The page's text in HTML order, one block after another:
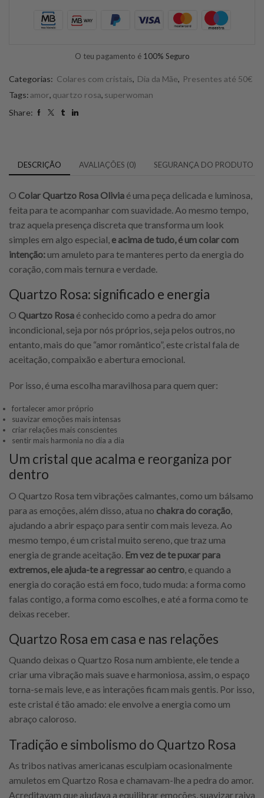
O teu pagamento é 100% Seguro
Categorias: Colares com cristais, Dia da Mãe, Presentes até 50€
Tags:amor, quartzo rosa, superwoman
Share:
DESCRIÇÃO AVALIAÇÕES (0) SEGURANÇA DO PRODUTO
O Colar Quartzo Rosa Olivia é uma peça delicada e luminosa,
feita para te acompanhar com suavidade. Ao mesmo tempo,
traz aquela presença discreta que transforma um look
simples em algo especial, e acima de tudo, é um colar com
intenção: um amuleto para te manteres perto da energia do
coração, com mais ternura e verdade.
Quartzo Rosa: significado e energia
O Quartzo Rosa é conhecido como a pedra do amor
incondicional, seja por nós próprios, seja pelos outros, no
entanto, mais do que “amor romântico”, este cristal fala de
aceitação, compaixão e abertura emocional.
Por isso, é uma escolha maravilhosa para quem quer:
fortalecer amor próprio
suavizar emoções mais intensas
criar relações mais conscientes
sentir mais harmonia no dia a dia
Um cristal que acalma e reorganiza por
dentro
O Quartzo Rosa tem vibrações calmantes, como um bálsamo
para as emoções, além disso, atua no chakra do coração
ajudando a abrir espaço para sentir com mais leveza. Ao
mesmo tempo, é um cristal muito sereno, que traz uma
energia de grande aceitação. Em vez de te puxar para
extremos, ele ajuda-te a regressar ao centro , e quando a
energia do coração está em foco, tudo muda: a forma como
falas contigo, a forma como escolhes, e até a forma como te
deixas receber.
Quartzo Rosa em casa e nas relações
Quando deixas o Quartzo Rosa num ambiente, ele tende a
criar uma vibração mais suave e harmoniosa, assim, o espaço
torna-se mais leve, e as interações ficam mais gentis. Por isso,
este cristal é tão amado: ele envolve a energia como um
abraço caloroso.
Tradição e simbolismo do Quartzo Rosa
As tribos nativas americanas esculpiam ocasionalmente
amuletos em Quartzo Rosa e chamavam-lhe a pedra do amor.
Acreditavam que ajudava a equilibrar emoções, suavizar raiva